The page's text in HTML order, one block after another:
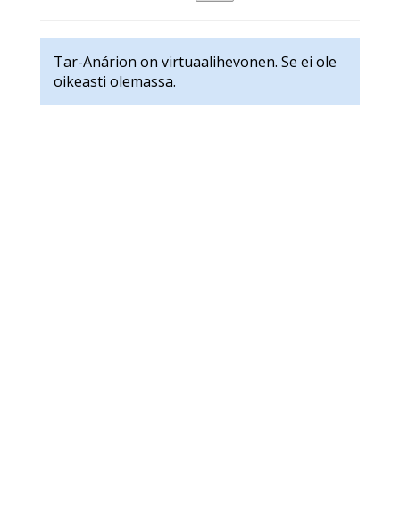
Tar-Anárion on virtuaalihevonen. Se ei ole
oikeasti olemassa.